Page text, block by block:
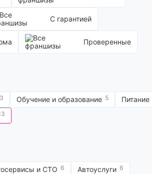
С гарантией
Проверенные
Обучение и образование 5 Питание
и СТО 6 Автоуслуги 6